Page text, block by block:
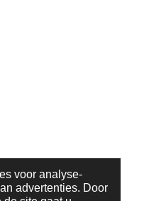
voor analyse-
advertenties. Door